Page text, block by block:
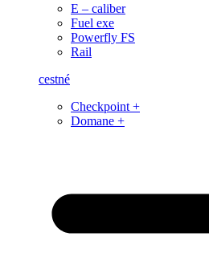
E – caliber
Fuel exe
Powerfly FS
Rail
cestné
Checkpoint +
Domane +